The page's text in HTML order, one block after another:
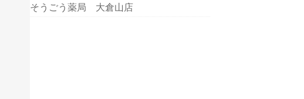
そうごう薬局 大倉山店